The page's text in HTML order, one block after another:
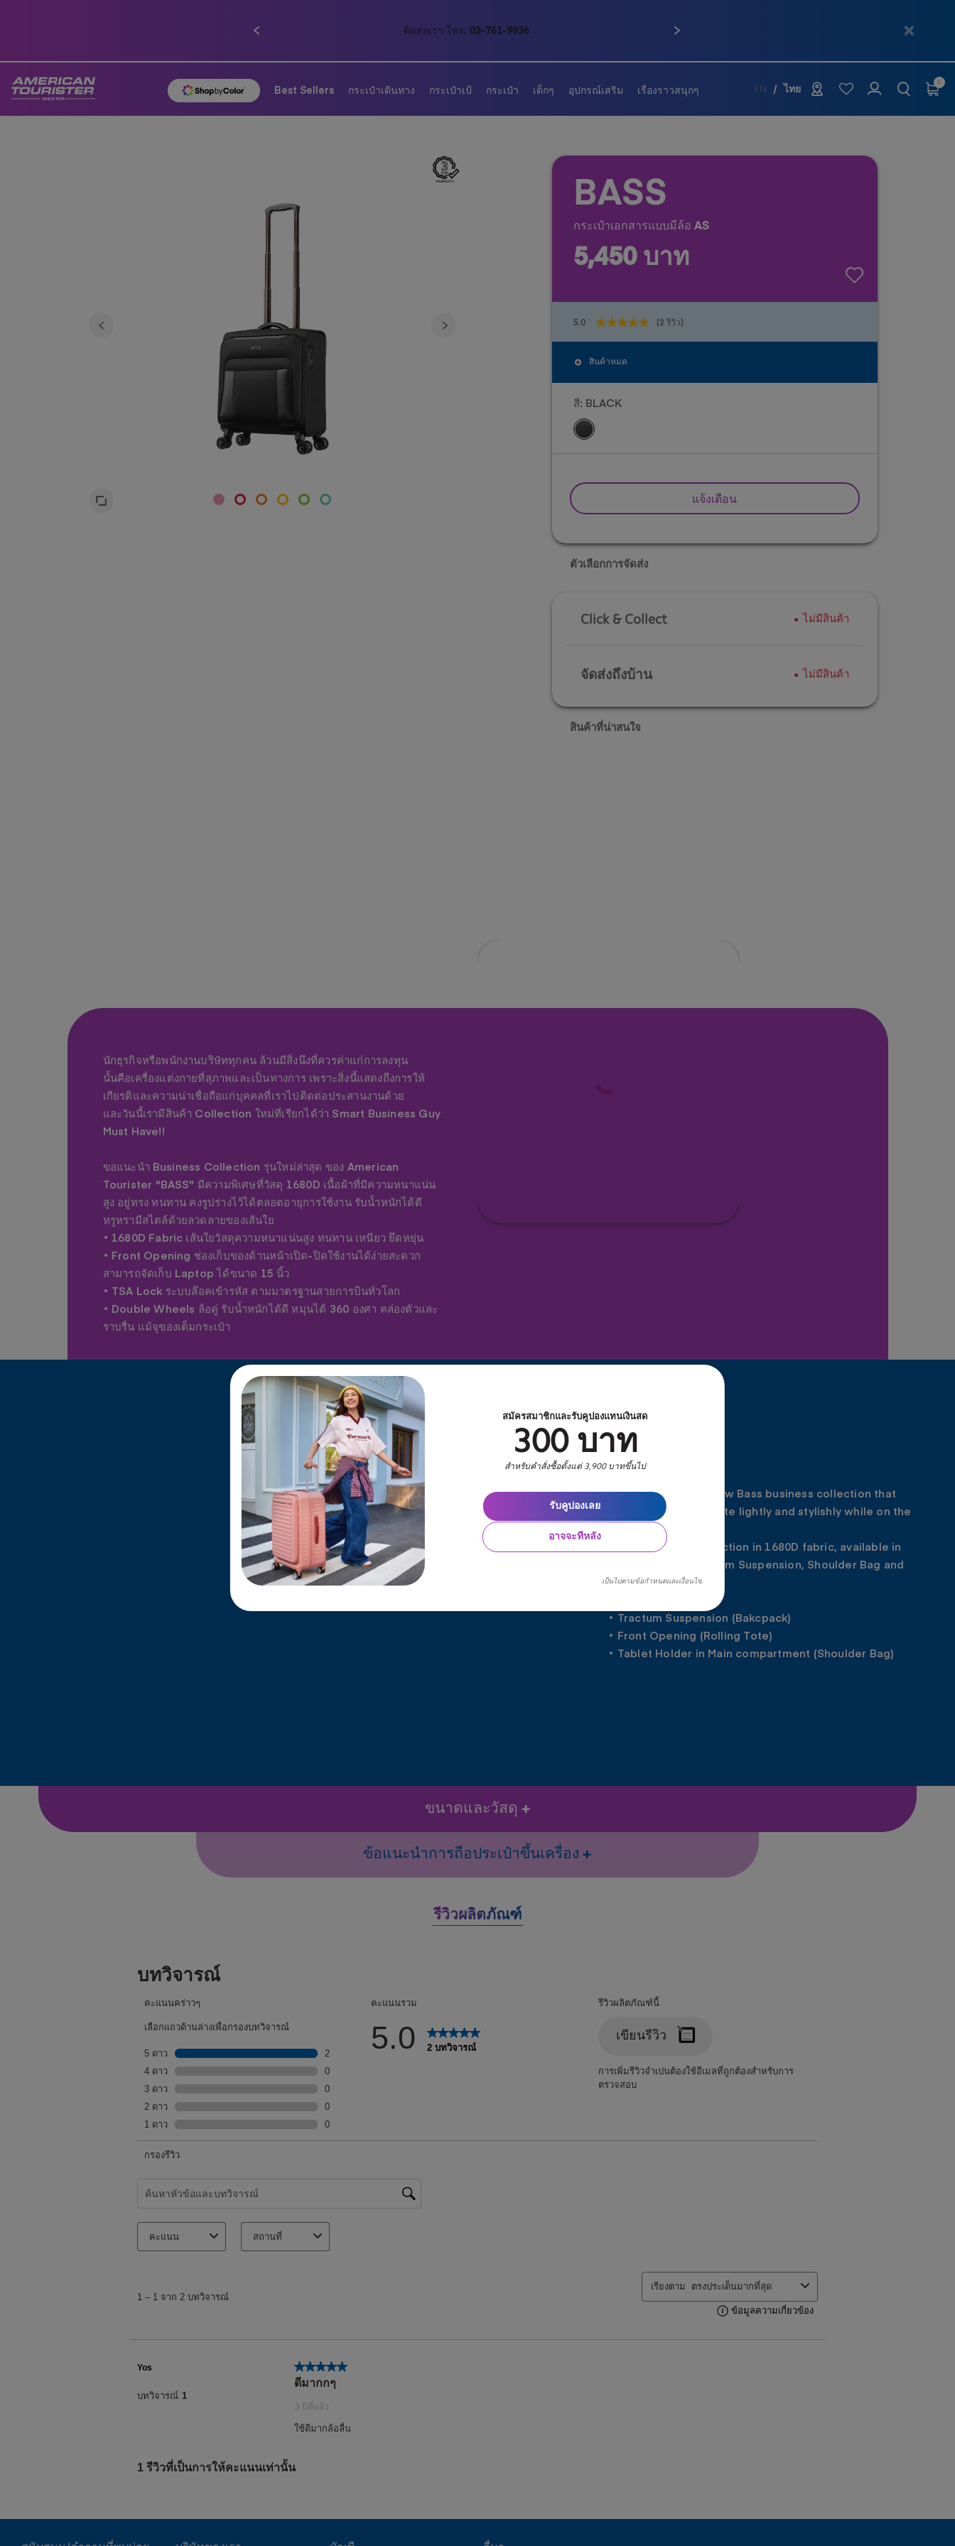
สมัครสมาชิกและรับคูปองแทนเงินสด
300 บาท
สำหรับคำสั่งซื้อตั้งแต่ 3,900 บาทขึ้นไป
อาจจะทีหลัง
รับคูปองเลย
เป็นไปตามข้อกำหนดและเงื่อนไข
ติดต่อเรา โทร. 02-761-9936
EN ไทย
0
Best Sellers กระเป๋าเดินทาง กระเป๋าเป้ กระเป๋า เด็กๆ อุปกรณ์เสริม เรื่องราวสนุกๆ
BASS
กระเป๋าเอกสารแบบมีล้อ AS
5,450 บาท
5.0 (2 รีวิว)
5.0
จาก
ดาว
2
บท
สินค้าหมด
สี: BLACK
แจ้งเตือน
ตัวเลือกการจัดส่ง
Click & Collect ไม่มีสินค้า
จัดส่งถึงบ้าน ไม่มีสินค้า
สินค้าที่น่าสนใจ
นักธุรกิจหรือพนักงานบริษัททุกคน ล้วนมีสิ่งนึงที่ควรค่าแก่การลงทุน
นั้นคือเครื่องแต่งกายที่สุภาพและเป็นทางการ เพราะสิ่งนี้แสดงถึงการให้
เกียรติและความน่าเชื่อถือแก่บุคคลที่เราไปติดต่อประสานงานด้วย
และวันนี้เรามีสินค้า Collection ใหม่ที่เรียกได้ว่า Smart Business Guy
Must Have!!
ขอแนะนำ Business Collection รุ่นใหม่ล่าสุด ของ American
Tourister "BASS" มีความพิเศษที่วัสดุ 1680D เนื้อผ้าที่มีความหนาแน่น
สูง อยู่ทรง ทนทาน คงรูปร่างไว้ได้ตลอดอายุการใช้งาน รับน้ำหนักได้ดี
หรูหรามีสไตล์ด้วยลวดลายของเส้นใย
• 1680D Fabric เส้นใยวัสดุความหนาแน่นสูง ทนทาน เหนียว ยึดหยุ่น
• Front Opening ช่องเก็บของด้านหน้าเปิด-ปิดใช้งานได้ง่ายสะดวก
สามารถจัดเก็บ Laptop ได้ขนาด 15 นิ้ว
• TSA Lock ระบบล๊อคเข้ารหัส ตามมาตรฐานสายการบินทั่วโลก
• Double Wheels ล้อคู่ รับน้ำหนักได้ดี หมุนได้ 360 องศา คล่องตัวและ
ราบรื่น แม้จุของเต็มกระเป๋า
Introducing the all new Bass business collection that
allows you to commute lightly and stylishly while on the
Bass, a durable collection in 1680D fabric, available in
Backpack with Tractum Suspension, Shoulder Bag and
Rolling Tote.
• Tractum Suspension (Bakcpack)
• Front Opening (Rolling Tote)
• Tablet Holder in Main compartment (Shoulder Bag)
ขนาดและวัสดุ
ข้อแนะนำการถือประเป๋าขึ้นเครื่อง
รีวิวผลิตภัณฑ์